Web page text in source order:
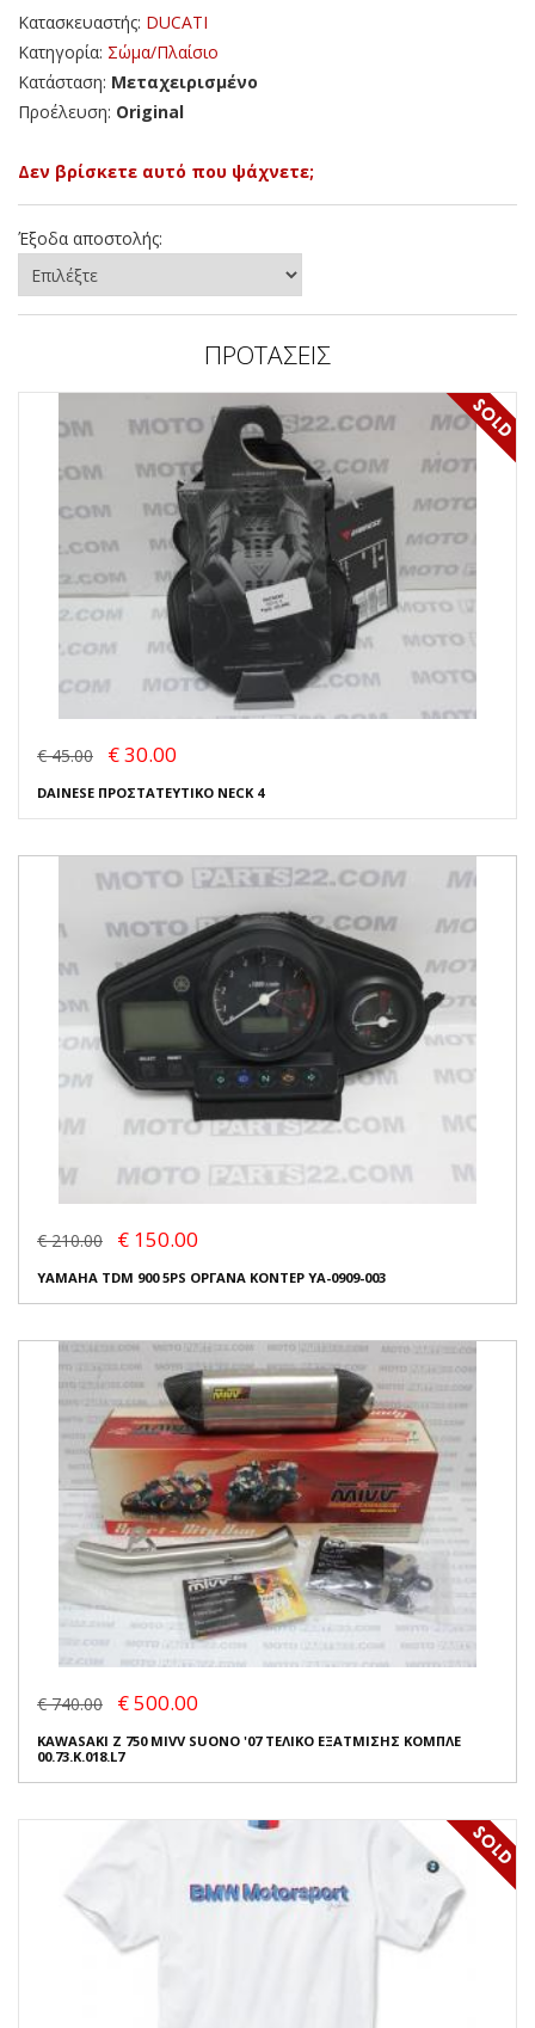
Κατασκευαστής: DUCATI
Κατηγορία: Σώμα/Πλαίσιο
Κατάσταση: Μεταχειρισμένο
Προέλευση: Original
Δεν βρίσκετε αυτό που ψάχνετε;
Έξοδα αποστολής:
ΠΡΟΤΑΣΕΙΣ
€ 45.00 € 30.00
DAINESE ΠΡΟΣΤΑΤΕΥΤΙΚΟ NECK 4
€ 210.00 € 150.00
YAMAHA TDM 900 5PS ΟΡΓΑΝΑ ΚΟΝΤΕΡ YA-0909-003
€ 740.00 € 500.00
KAWASAKI Z 750 MIVV SUONO '07 ΤΕΛΙΚΟ ΕΞΑΤΜΙΣΗΣ ΚΟΜΠΛΕ
00.73.K.018.L7